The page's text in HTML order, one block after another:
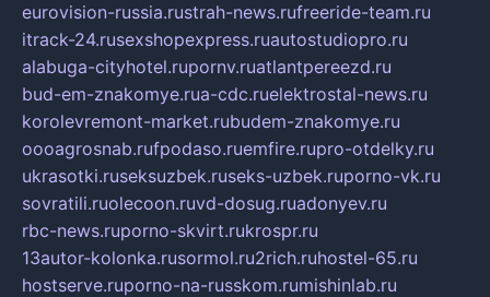
eurovision-russia.rustrah-news.rufreeride-team.ru
itrack-24.rusexshopexpress.ruautostudiopro.ru
alabuga-cityhotel.rupornv.ruatlantpereezd.ru
bud-em-znakomye.rua-cdc.ruelektrostal-news.ru
korolevremont-market.rubudem-znakomye.ru
oooagrosnab.rufpodaso.ruemfire.rupro-otdelky.ru
ukrasotki.ruseksuzbek.ruseks-uzbek.ruporno-vk.ru
sovratili.ruolecoon.ruvd-dosug.ruadonyev.ru
rbc-news.ruporno-skvirt.rukrospr.ru
13autor-kolonka.rusormol.ru2rich.ruhostel-65.ru
hostserve.ruporno-na-russkom.rumishinlab.ru